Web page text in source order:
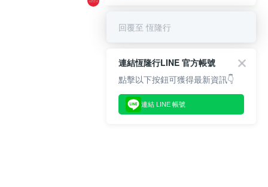
回覆至 恆隆行
連結恆隆行LINE 官方帳號
點擊以下按鈕可獲得最新資訊👇
連結 LINE 帳號